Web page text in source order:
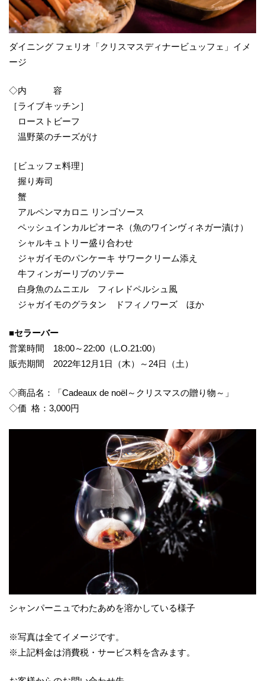
ダイニング フェリオ「クリスマスディナービュッフェ」イメ
ージ
◇内 容
［ライブキッチン］
ローストビーフ
温野菜のチーズがけ
［ビュッフェ料理］
握り寿司
蟹
アルペンマカロニ リンゴソース
ペッシュインカルピオーネ（魚のワインヴィネガー漬け）
シャルキュトリー盛り合わせ
ジャガイモのパンケーキ サワークリーム添え
牛フィンガーリブのソテー
白身魚のムニエル フィレドペルシュ風
ジャガイモのグラタン ドフィノワーズ ほか
■セラーバー
営業時間 18:00～22:00（L.O.21:00）
販売期間 2022年12月1日（木）～24日（土）
◇商品名：「Cadeaux de noël～クリスマスの贈り物～」
◇価 格：3,000円
シャンパーニュでわたあめを溶かしている様子
※写真は全てイメージです。
※上記料金は消費税・サービス料を含みます。